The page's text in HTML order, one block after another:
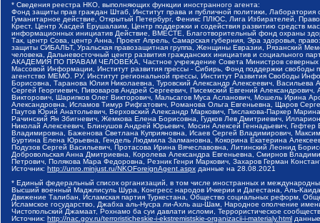
* Сведения реестра НКО, выполняющих функции иностранного агента:
Фонд защиты прав граждан Штаб, Институт права и публичной политики,
Гуманитарное действие, Открытый Петербург, Феникс ПЛЮС, Лига Избирателей,
Крест, Центр Хасдей Ерушалаим, Центр поддержки и содействия развитию средств
информационных инициатив Действие, ВМЕСТЕ, Благотворительный фонд охраны
Так, центр Сова, центр Анна, Проект Апрель, Самарская губерния, Эра здоровья,
защиты СИБАЛЬТ, Уральская правозащитная группа, Женщины Евразии, Рязанский
человека, Дальневосточный центр развития гражданских инициатив и социального
АКАДЕМИЯ ПО ПРАВАМ ЧЕЛОВЕКА, Частное учреждение Совета Министров северных
Массовой Информации, Институт развития прессы - Сибирь, Фонд поддержки
агентство МЕМО. РУ, Институт региональной прессы, Институт Развития Свободы
Борисовна, Таранова Юлия Николаевна, Туровский Александр Алексеевич,
Сергей Георгиевич, Пивоваров Андрей Сергеевич, Писемский Евгений
Викторович, Шарипков Олег Викторович, Мальсагов Муса Асланович, Мошель Ирина
Александровна, Исламов Тимур Рифгатович, Романова Ольга Евгеньевна, Щаров
Паутов Юрий Анатольевич, Верховский Александр Маркович, Пислакова-Паркер
Рачинский Ян Збигневич, Жемкова Елена Борисовна, Гудков Лев Дмитриевич,
Николай Алексеевич, Блинушов Андрей Юрьевич, Мосин Алексей Геннадьевич,
Владимировна, Баженова Светлана Куприяновна, Исаев Сергей Владимирович,
Буртина Елена Юрьевна, Гендель Людмила Залмановна, Кокорина Екатерина
Подузов Сергей Васильевич, Протасова Ирина Вячеславовна, Литинский Леонид
Добровольская Анна Дмитриевна, Королева Александра Евгеньевна, Смирнов
Петрович, Полякова Мара Федоровна, Резник Генри Маркович, Захаров Герман
Источник: http://unro.minjust.ru/NKOForeignAgent.aspx данные на 28.08.2021
* Единый федеральный список организаций, в том числе иностранных и
Высший военный Маджлисуль Шура, Конгресс народов Ичкерии и Дагестана, Аль-
Движение Талибан, Исламская партия Туркестана, Общество социальных реформ,
Исламское государство, Джабха аль-Нусра ли-Ахль аш-Шам, Народное ополчение
Чистопольский Джамаат, Рохнамо ба суи давлати исломи, Террористическое
Источник: http://nac.gov.ru/terroristicheskie-i-ekstremistskie-organizacii-i-materialy.html